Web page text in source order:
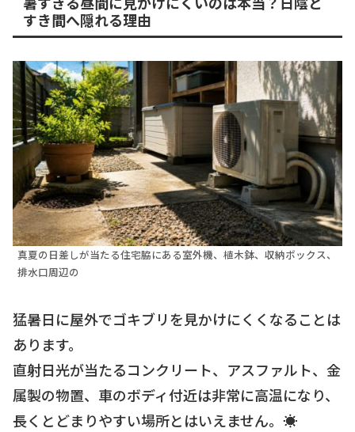
すき間へ隠れる理由
真夏の日差しが当たる住宅脇にある室外機、植木鉢、収納ボックス、
排水口周辺の
猛暑日に屋外でゴキブリを見かけにくくなることは
あります。
直射日光が当たるコンクリート、アスファルト、金
属製の物置、車のボディ付近は非常に高温になり、
長くとどまりやすい場所とはいえません。☀️